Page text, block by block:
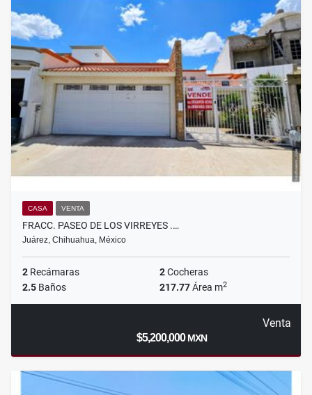
CASA VENTA
FRACC. PASEO DE LOS VIRREYES .…
Juárez, Chihuahua, México
2 Recámaras 2Cocheras
2.5 Baños 217.77Área m2
Venta
$5,200,000MXN